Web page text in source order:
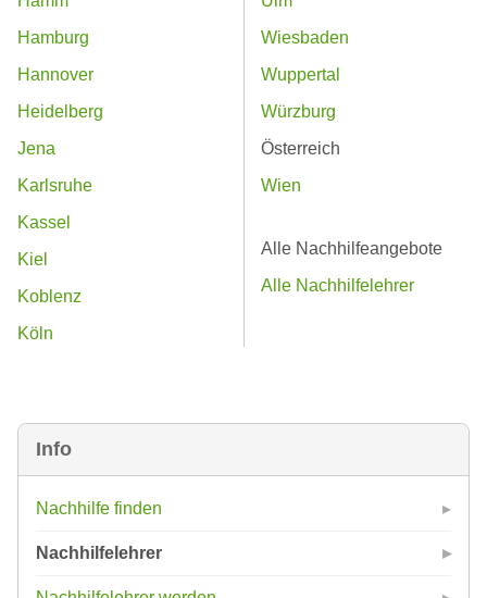
Info
Nachhilfe finden
Nachhilfelehrer
Hamburg
Hannover
Heidelberg
Jena
Karlsruhe
Kassel
Kiel
Koblenz
Köln
Wiesbaden
Wuppertal
Würzburg
Österreich
Wien
Alle Nachhilfeangebote
Alle Nachhilfelehrer